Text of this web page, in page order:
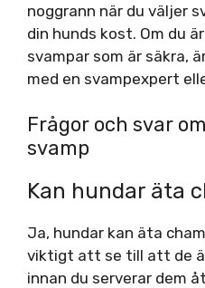
noggrann när du väljer
din hunds kost. Om du
svampar som är säkra,
med en svampexpert
Frågor och svar
svamp
Kan hundar äta
Ja, hundar kan äta
viktigt att se till att de
innan du serverar dem